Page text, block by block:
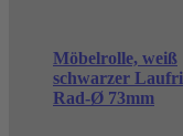
Möbelrolle, weiß
schwarzer
Rad-Ø 73mm